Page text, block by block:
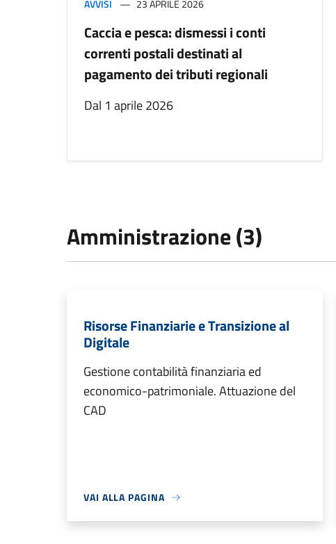
AVVISI 23 APRILE 2026
Caccia e pesca: dismessi i conti
correnti postali destinati al
pagamento dei tributi regionali
Dal 1 aprile 2026
Amministrazione (3)
Risorse Finanziarie e Transizione al
Digitale
Gestione contabilità finanziaria ed
economico-patrimoniale. Attuazione del
CAD
VAI ALLA PAGINA